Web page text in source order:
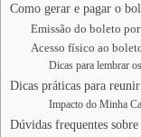
Como gerar e pagar o
Emissão do boleto
Acesso físico ao
Dicas para lembrar
Dicas práticas para
Impacto do Minha
Dúvidas frequentes